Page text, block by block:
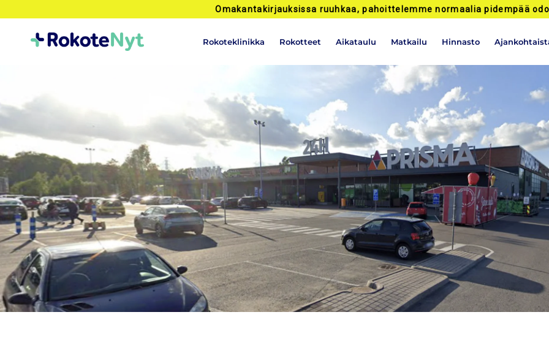
Rokoteklinikka Rokotteet Aikataulu Matkailu Hinnasto
Omakantakirjauksissa ruuhkaa, pahoittelemme normaalia pidempää